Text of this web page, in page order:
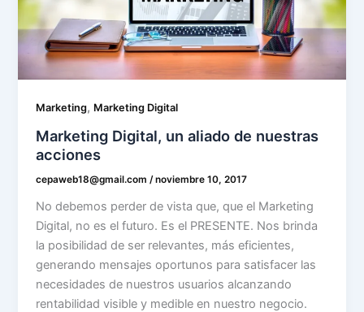
Marketing, Marketing Digital
Marketing Digital, un aliado de nuestras
acciones
cepaweb18@gmail.com /noviembre 10, 2017
No debemos perder de vista que, que el Marketing
Digital, no es el futuro. Es el PRESENTE. Nos brinda
la posibilidad de ser relevantes, más eficientes,
generando mensajes oportunos para satisfacer las
necesidades de nuestros usuarios alcanzando
rentabilidad visible y medible en nuestro negocio.